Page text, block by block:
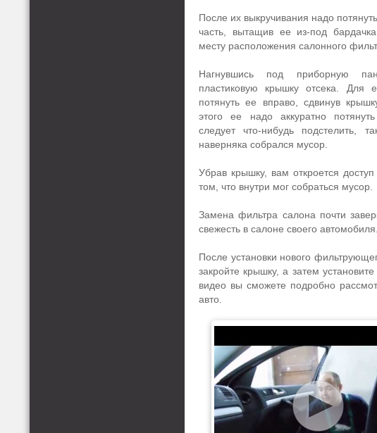
После их выкручивания надо
часть, вытащив ее из-под
месту расположения салонного
Нагнувшись под приборную
пластиковую крышку отсека. Для
потянуть ее вправо, сдвинув
этого ее надо аккуратно
следует что-нибудь подстелить,
наверняка собрался мусор.
Убрав крышку, вам откроется
том, что внутри мог собраться мусор.
Замена фильтра салона почти
свежесть в салоне своего автомобиля.
После установки нового
закройте крышку, а затем
видео вы сможете подробно
авто.